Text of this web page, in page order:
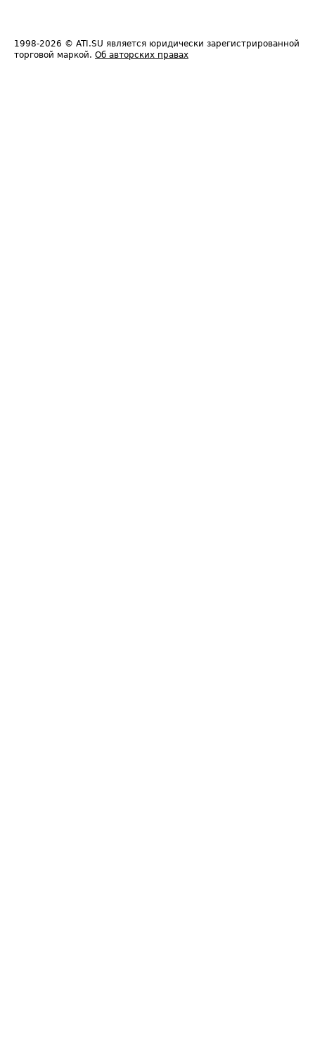
1998-2026 © ATI.SU является юридически зарегистрированной
торговой маркой. Об авторских правах